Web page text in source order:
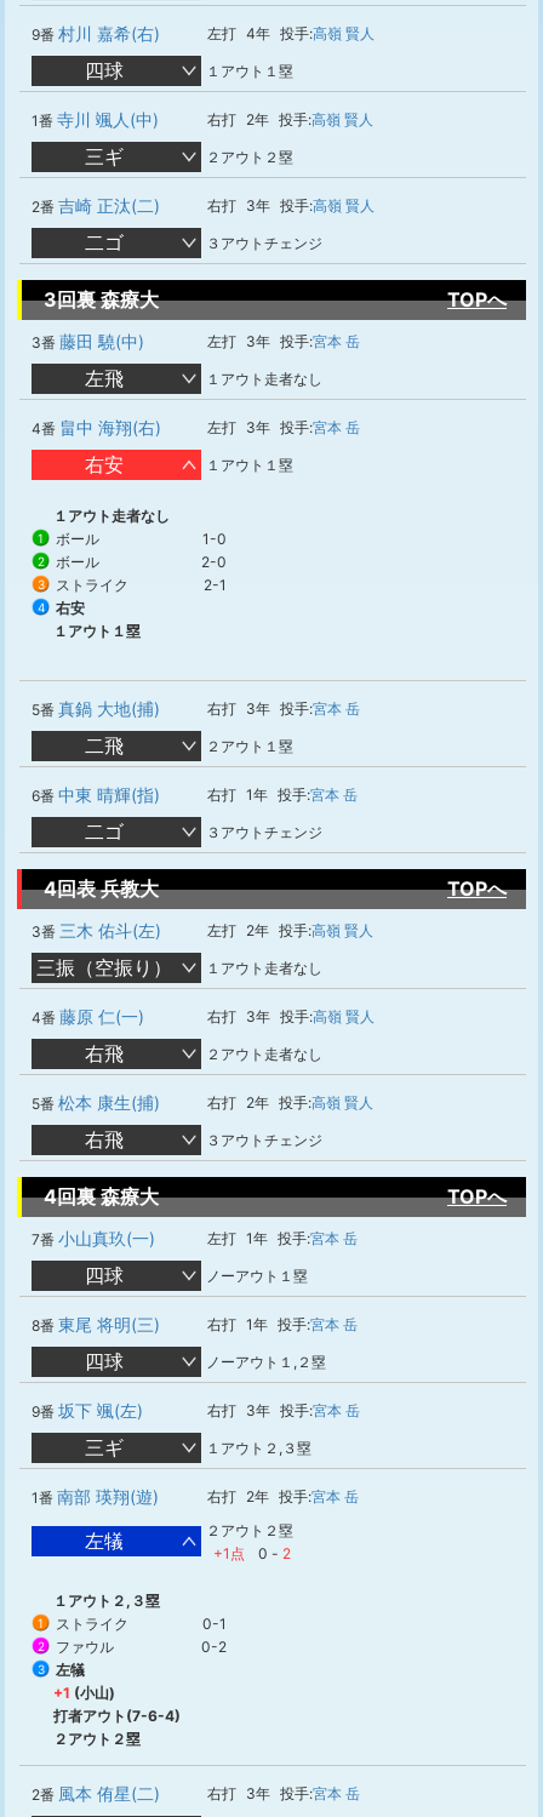
9番 村川 嘉希(右) 左打 4年 投手:高嶺 賢人
四球 １アウト１塁
1番 寺川 颯人(中) 右打 2年 投手:高嶺 賢人
三ギ ２アウト２塁
2番 吉崎 正汰(二) 右打 3年 投手:高嶺 賢人
二ゴ ３アウトチェンジ
3回裏 森療大 TOPへ
3番 藤田 驍(中) 左打 3年 投手:宮本 岳
左飛 １アウト走者なし
4番 畠中 海翔(右) 左打 3年 投手:宮本 岳
右安 １アウト１塁
１アウト走者なし
1 ボール 1-0
2 ボール 2-0
3 ストライク 2-1
4
右安
１アウト１塁
5番 真鍋 大地(捕) 右打 3年 投手:宮本 岳
二飛 ２アウト１塁
6番 中東 晴輝(指) 右打 1年 投手:宮本 岳
二ゴ ３アウトチェンジ
4回表 兵教大 TOPへ
3番 三木 佑斗(左) 左打 2年 投手:高嶺 賢人
三振（空振り） １アウト走者なし
4番 藤原 仁(一) 右打 3年 投手:高嶺 賢人
右飛 ２アウト走者なし
5番 松本 康生(捕) 右打 2年 投手:高嶺 賢人
右飛 ３アウトチェンジ
4回裏 森療大 TOPへ
7番 小山真玖(一) 左打 1年 投手:宮本 岳
四球 ノーアウト１塁
8番 東尾 将明(三) 右打 1年 投手:宮本 岳
四球 ノーアウト１,２塁
9番 坂下 颯(左) 右打 3年 投手:宮本 岳
三ギ １アウト２,３塁
1番 南部 瑛翔(遊) 右打 2年 投手:宮本 岳
左犠
２アウト２塁
+1点
0 - 2
１アウト２,３塁
1 ストライク 0-1
2 ファウル 0-2
3
左犠
+1 (小山)
打者アウト(7-6-4)
２アウト２塁
2番 風本 侑星(二) 右打 3年 投手:宮本 岳